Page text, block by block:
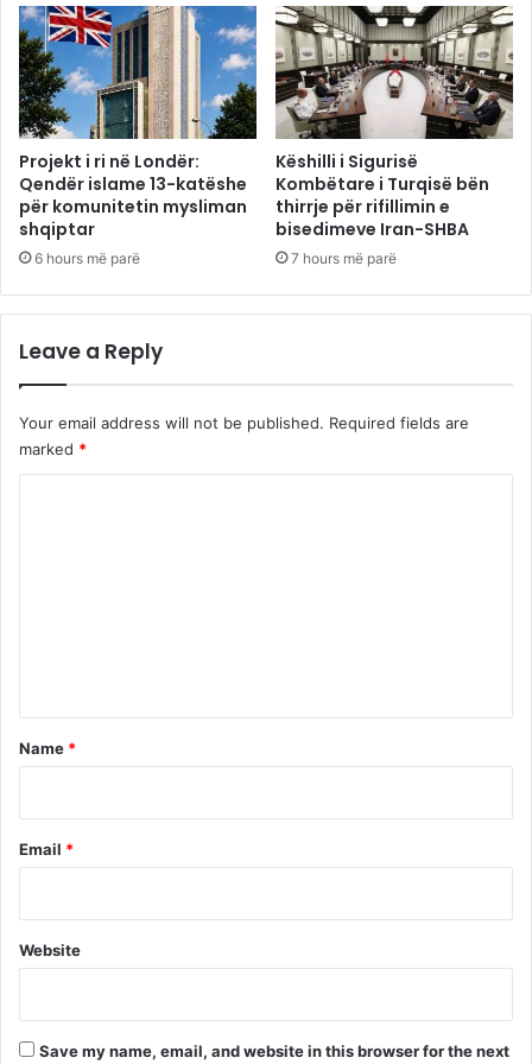
Projekt i ri në Londër:
Qendër islame 13-katëshe
për komunitetin mysliman
shqiptar
6 hours më parë
Këshilli i Sigurisë
Kombëtare i Turqisë bën
thirrje për rifillimin e
bisedimeve Iran-SHBA
7 hours më parë
Leave a Reply
Your email address will not be published. Required fields are
marked *
*
Name *
Email *
Website
Save my name, email, and website in this browser for the next